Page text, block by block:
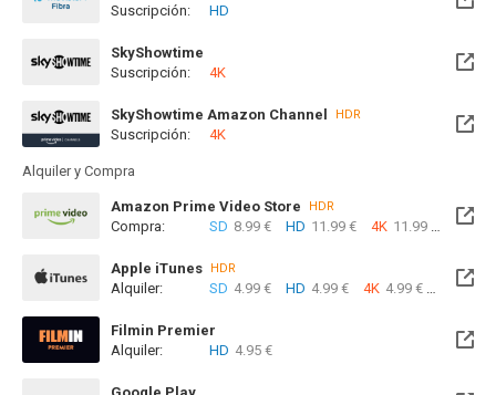
Disponible hasta el Lun, 03 May 2027 (Quedan 8 meses)
Suscripción: HD
SkyShowtime
Disponible hasta el Lun, 03 May 2027 (Quedan 8 meses)
Suscripción: 4K
SkyShowtime Amazon Channel HDR
Suscripción: 4K
Alquiler y Compra
Amazon Prime Video Store HDR
Compra: SD 8.99 € HD 11.99 € 4K 11.99 €
Apple iTunes HDR
Alquiler: SD 4.99 € HD 4.99 € 4K 4.99 €
Filmin Premier
Disponible hasta el Mié, 03 Feb 2027 (Quedan 5 meses)
Alquiler: HD 4.95 €